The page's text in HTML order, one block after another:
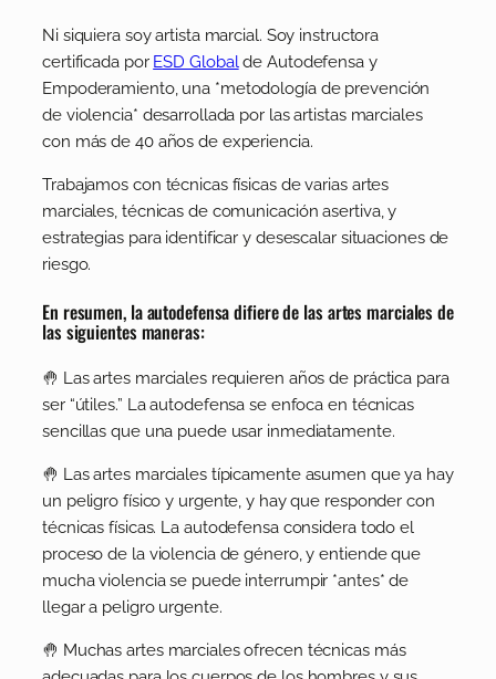
Ni siquiera soy artista marcial. Soy instructora
certificada por ESD Global de Autodefensa y
Empoderamiento, una *metodología de prevención
de violencia* desarrollada por las artistas marciales
con más de 40 años de experiencia.
Trabajamos con técnicas físicas de varias artes
marciales, técnicas de comunicación asertiva, y
estrategias para identificar y desescalar situaciones de
riesgo.
En resumen, la autodefensa difiere de las artes marciales de
las siguientes maneras:
🤚 Las artes marciales requieren años de práctica para
ser “útiles.” La autodefensa se enfoca en técnicas
sencillas que una puede usar inmediatamente.
🤚 Las artes marciales típicamente asumen que ya hay
un peligro físico y urgente, y hay que responder con
técnicas físicas. La autodefensa considera todo el
proceso de la violencia de género, y entiende que
mucha violencia se puede interrumpir *antes* de
llegar a peligro urgente.
🤚 Muchas artes marciales ofrecen técnicas más